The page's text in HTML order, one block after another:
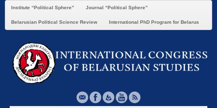
Institute “Political Sphere” Journal “Political Sphere”
Belarusian Political Science Review International PhD Program for Belarus